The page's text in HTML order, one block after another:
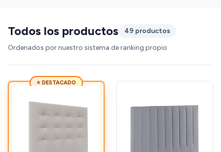
Todos los productos
49 productos
Ordenados por nuestro sistema de ranking propio
⭐ DESTACADO